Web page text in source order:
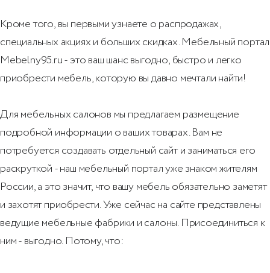
Кроме того, вы первыми узнаете о распродажах,
специальных акциях и больших скидках. Мебельный портал
Mebelny95.ru - это ваш шанс выгодно, быстро и легко
приобрести мебель, которую вы давно мечтали найти!
Для мебельных салонов мы предлагаем размещение
подробной информации о ваших товарах. Вам не
потребуется создавать отдельный сайт и заниматься его
раскруткой - наш мебельный портал уже знаком жителям
России, а это значит, что вашу мебель обязательно заметят
и захотят приобрести. Уже сейчас на сайте представлены
ведущие мебельные фабрики и салоны. Присоединиться к
ним - выгодно. Потому, что: